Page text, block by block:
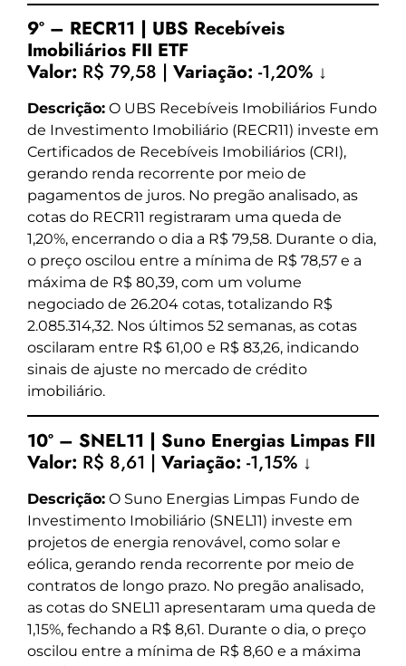
9º – RECR11 | UBS Recebíveis
Imobiliários FII ETF
Valor: R$ 79,58 | Variação: -1,20% ↓
Descrição: O UBS Recebíveis Imobiliários Fundo
de Investimento Imobiliário (RECR11) investe em
Certificados de Recebíveis Imobiliários (CRI),
gerando renda recorrente por meio de
pagamentos de juros. No pregão analisado, as
cotas do RECR11 registraram uma queda de
1,20%, encerrando o dia a R$ 79,58. Durante o dia,
o preço oscilou entre a mínima de R$ 78,57 e a
máxima de R$ 80,39, com um volume
negociado de 26.204 cotas, totalizando R$
2.085.314,32. Nos últimos 52 semanas, as cotas
oscilaram entre R$ 61,00 e R$ 83,26, indicando
sinais de ajuste no mercado de crédito
imobiliário.
10º – SNEL11 | Suno Energias Limpas FII
Valor: R$ 8,61 | Variação: -1,15% ↓
Descrição: O Suno Energias Limpas Fundo de
Investimento Imobiliário (SNEL11) investe em
projetos de energia renovável, como solar e
eólica, gerando renda recorrente por meio de
contratos de longo prazo. No pregão analisado,
as cotas do SNEL11 apresentaram uma queda de
1,15%, fechando a R$ 8,61. Durante o dia, o preço
oscilou entre a mínima de R$ 8,60 e a máxima